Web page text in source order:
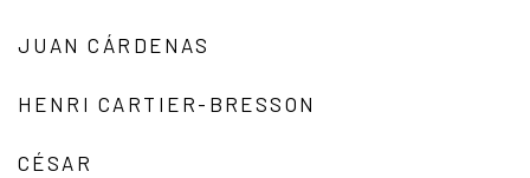
JUAN CÁRDENAS
HENRI CARTIER-BRESSON
CÉSAR